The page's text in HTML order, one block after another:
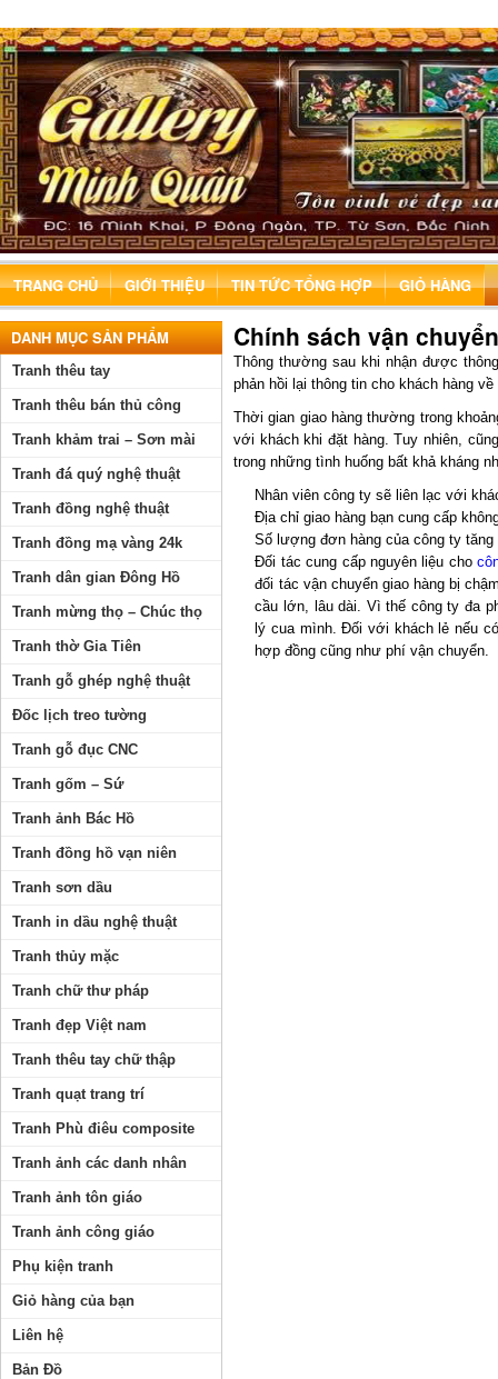
TRANG CHỦ GIỚI THIỆU TIN TỨC TỔNG HỢP GIỎ HÀNG
Chính sách vận chuyển
Thông thường sau khi nhận được
phản hồi lại thông tin cho khách hàng
Thời gian giao hàng thường trong
với khách khi đặt hàng. Tuy nhiên,
trong những tình huống bất khả kháng
Nhân viên công ty sẽ liên lạc với
Địa chỉ giao hàng bạn cung cấp
Số lượng đơn hàng của công ty
Đối tác cung cấp nguyên liệu cho
đối tác vận chuyển giao hàng bị
cầu lớn, lâu dài. Vì thế công ty đa
lý cua mình. Đối với khách lẻ nếu
hợp đồng cũng như phí vận chuyển.
DANH MỤC SẢN PHẨM
Tranh thêu tay
Tranh thêu bán thủ công
Tranh khảm trai – Sơn mài
Tranh đá quý nghệ thuật
Tranh đồng nghệ thuật
Tranh đồng mạ vàng 24k
Tranh dân gian Đông Hồ
Tranh mừng thọ – Chúc thọ
Tranh thờ Gia Tiên
Tranh gỗ ghép nghệ thuật
Đốc lịch treo tường
Tranh gỗ đục CNC
Tranh gốm – Sứ
Tranh ảnh Bác Hồ
Tranh đồng hồ vạn niên
Tranh sơn dầu
Tranh in dầu nghệ thuật
Tranh thủy mặc
Tranh chữ thư pháp
Tranh đẹp Việt nam
Tranh thêu tay chữ thập
Tranh quạt trang trí
Tranh Phù điêu composite
Tranh ảnh các danh nhân
Tranh ảnh tôn giáo
Tranh ảnh công giáo
Phụ kiện tranh
Giỏ hàng của bạn
Liên hệ
Bản Đồ